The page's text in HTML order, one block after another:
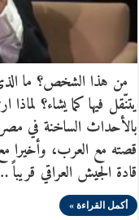
من هذا الشخص؟ ما الذي
يتنّقل فيها كما يشاء؟
بالأحداث الساخنة في
قصته مع العرب، وأخيرا
قادة الجيش العراقي قريباً
أكمل القراءة »